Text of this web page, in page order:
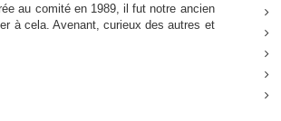
au comité en 1989, il fut notre ancien
à cela. Avenant, curieux des autres et